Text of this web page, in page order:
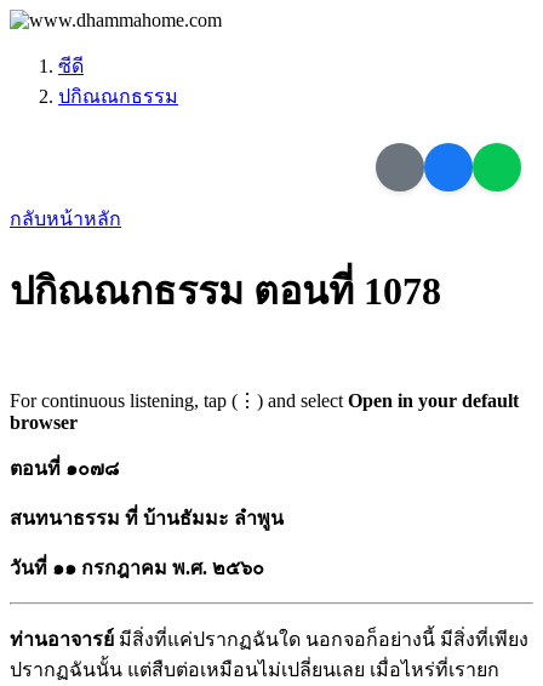
ซีดี
ปกิณณกธรรม
กลับหน้าหลัก
ปกิณณกธรรม ตอนที่ 1078
For continuous listening, tap (⋮) and select Open in your default
browser
ตอนที่ ๑๐๗๘
สนทนาธรรม ที่ บ้านธัมมะ ลำพูน
วันที่ ๑๑ กรกฎาคม พ.ศ. ๒๕๖๐
ท่านอาจารย์ มีสิ่งที่แค่ปรากฏฉันใด นอกจอก็อย่างนี้ มีสิ่งที่เพียง
ปรากฏฉันนั้น แต่สืบต่อเหมือนไม่เปลี่ยนเลย เมื่อไหร่ที่เรายก